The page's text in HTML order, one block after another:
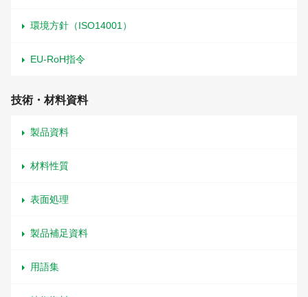
環境方針（ISO14001）
EU-RoH指令
技術・材料資料
製品資料
材料性質
表面処理
製品補足資料
用語集